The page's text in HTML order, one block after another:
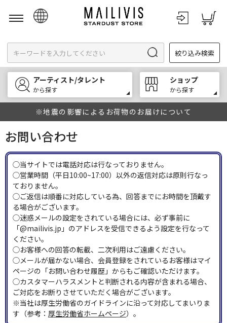
English
한국어
中文
絞り込み検索
アーティスト/タレント
から探す
ショップ
から探す
※地震の影響によるお荷物のお届けについて
お問い合わせ
◯当サイトでは電話対応は行なっておりません。
◯営業時間（平日10:00~17:00）以外の返信対応は原則行なっ
ておりません。
◯ご返信は順番に対応している為、回答までにお時間を頂戴す
る場合がございます。
◯迷惑メールの設定をされている場合には、必ず事前に
「@mailivis.jp」のアドレスを受信できるよう設定を行なって
ください。
◯お客様への回答の転載、二次利用はご遠慮ください。
◯メールが届かない場合、会員登録をされているお客様はマイ
ページの「お問い合わせ履歴」からもご確認いただけます。
◯カスタマーハラスメントと判断される内容が含まれる場合、
ご対応をお断りさせていただく場合がございます。
※当社は厚生労働省のガイドラインに沿って対応してまいりま
す（参考： 厚生労働省ホームページ）。